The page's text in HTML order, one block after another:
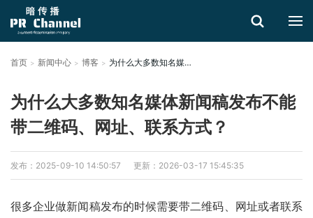
首页 新闻中心 博客 为什么大多数知名媒体新闻稿发布不能带二维码、网址、联系方式？
为什么大多数知名媒体新闻稿发布不能
带二维码、网址、联系方式？
发布：2025-09-10 14:50:57 更新：2026-03-17 15:45:35
很多企业做新闻稿发布的时候需要带二维码、网址或者联系